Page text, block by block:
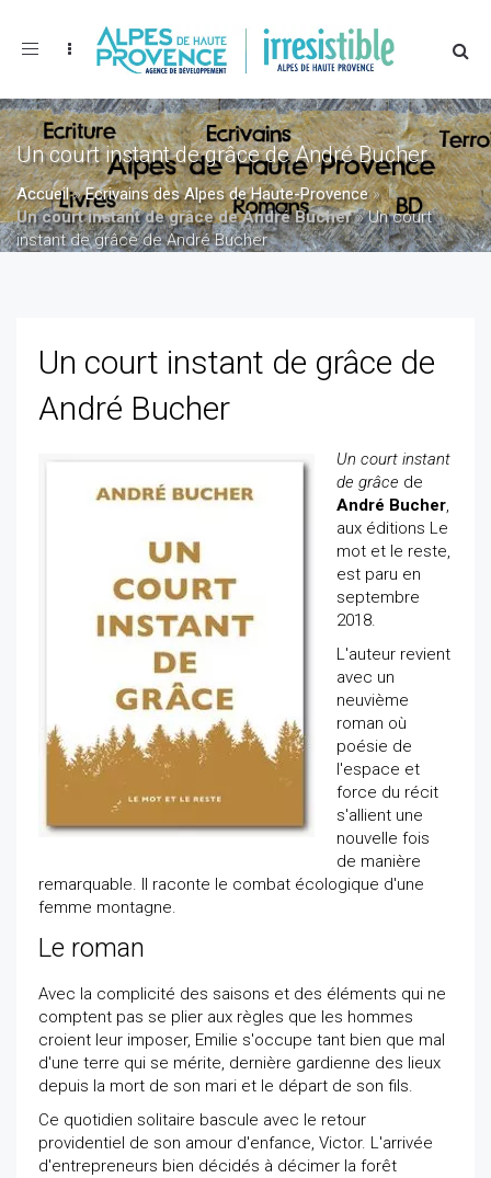
Toggle
Un court instant de grâce de André Bucher
Accueil»Ecrivains des Alpes de Haute-Provence»
Un court instant de grâce de André Bucher»Un court
instant de grâce de André Bucher
Un court instant de grâce de
André Bucher
Un court instant
de grâce de
André Bucher,
aux éditions Le
mot et le reste,
est paru en
septembre
2018.
L'auteur revient
avec un
neuvième
roman où
poésie de
l'espace et
force du récit
s'allient une
nouvelle fois
de manière
remarquable. Il raconte le combat écologique d'une
femme montagne.
Le roman
Avec la complicité des saisons et des éléments qui ne
comptent pas se plier aux règles que les hommes
croient leur imposer, Emilie s'occupe tant bien que mal
d'une terre qui se mérite, dernière gardienne des lieux
depuis la mort de son mari et le départ de son fils.
Ce quotidien solitaire bascule avec le retour
providentiel de son amour d'enfance, Victor. L'arrivée
d'entrepreneurs bien décidés à décimer la forêt